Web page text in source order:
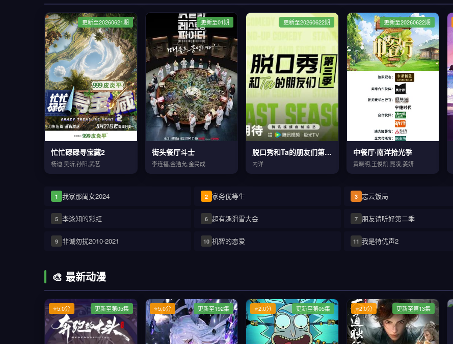
更新至20260621期
忙忙碌碌寻宝藏2
杨迪,吴昕,孙阳,武艺
更新至01期
街头餐厅斗士
李连福,金浩允,金民成
更新至20260622期
脱口秀和Ta的朋友们第三季
内详
更新至20260622期
中餐厅·南洋拾光季
黄晓明,王俊凯,昆凌,姜妍
1 我家那闺女2024 2 家务优等生 3 志云饭局
5 李泳知的彩虹 6 超有趣滑雪大会 7 朋友请听好第二季
9 非诚勿扰2010-2021 10 机智的恋爱 11 我是特优声2
🎨 最新动漫
更新至第05集
⭐5.0分 更新至192集
⭐5.0分 更新至第05集
⭐2.0分 更新至第13集
⭐2.0分